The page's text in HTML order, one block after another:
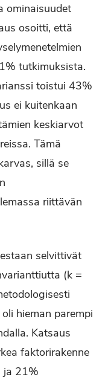
ominaisuudet
osoitti, että
tutkimuksista.
toistui 43%
ei kuitenkaan
keskiarvot
Tämä
sillä se
riittävän
selvittivät
(k =
hieman parempi
Katsaus
faktorirakenne
ja 21%